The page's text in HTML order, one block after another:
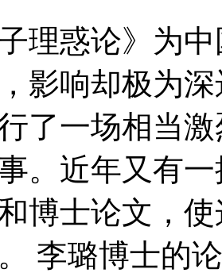
理惑论》为
影响却极为
了一场相当
。近年又有
博士论文，
李璐博士的